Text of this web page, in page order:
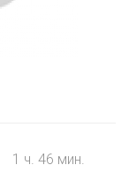
1 ч. 46 мин.